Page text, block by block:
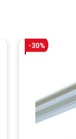
-30%